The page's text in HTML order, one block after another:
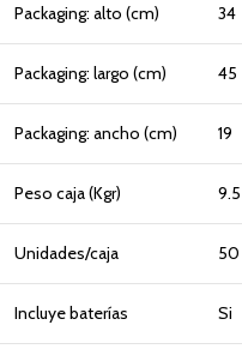
Packaging: alto (cm) 34
Packaging: largo (cm) 45
Packaging: ancho (cm) 19
Peso caja (Kgr) 9.5
Unidades/caja 50
Incluye baterías Si